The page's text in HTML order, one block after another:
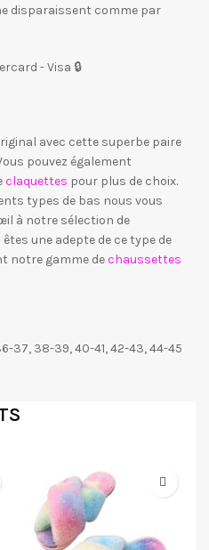
disparaissent comme par
- Visa 🔒
avec cette superbe paire
pouvez également
claquettes pour plus de choix.
types de bas nous vous
à notre sélection de
êtes une adepte de ce type de
notre gamme dechaussettes
37, 38-39, 40-41, 42-43, 44-45